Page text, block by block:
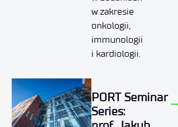
w zakresie
onkologii,
immunologii
i kardiologii.
PORT Seminar
Series: